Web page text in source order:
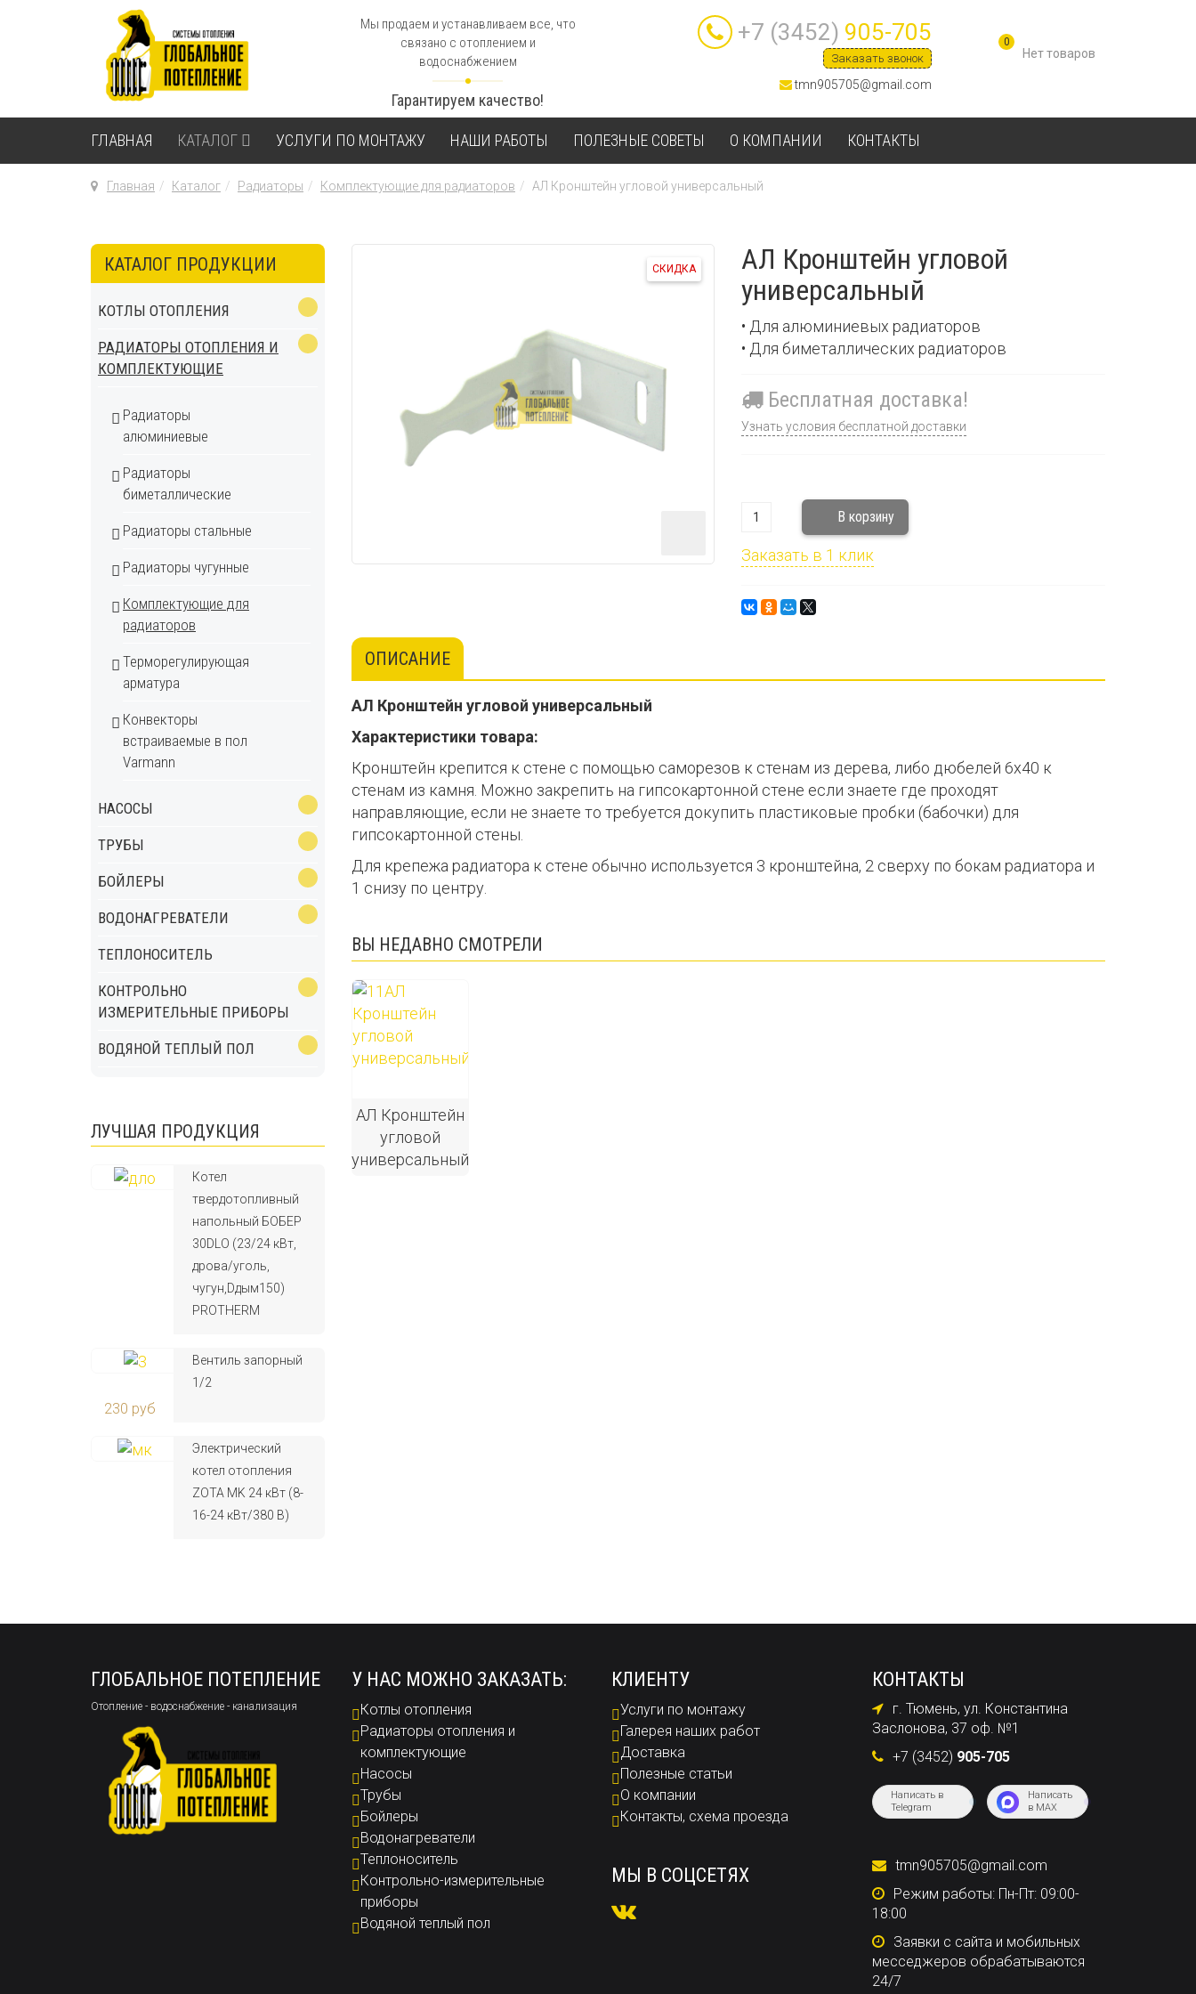
Мы продаем и устанавливаем все, что
связано с отоплением и
водоснабжением
Гарантируем качество!
+7 (3452) 905-705
Заказать звонок
tmn905705@gmail.com
0
ГЛАВНАЯ КАТАЛОГ УСЛУГИ ПО МОНТАЖУ НАШИ РАБОТЫ ПОЛЕЗНЫЕ СОВЕТЫ О КОМПАНИИ КОНТАКТЫ
Главная Каталог Радиаторы Комплектующие для радиаторов АЛ Кронштейн угловой универсальный
СКИДКА
АЛ Кронштейн угловой
универсальный
• Для алюминиевых радиаторов
• Для биметаллических радиаторов
Бесплатная доставка!
Узнать условия бесплатной доставки
Заказать в 1 клик
ОПИСАНИЕ
АЛ Кронштейн угловой универсальный
Характеристики товара:
Кронштейн крепится к стене с помощью саморезов к стенам из дерева, либо дюбелей 6х40 к
стенам из камня. Можно закрепить на гипсокартонной стене если знаете где проходят
направляющие, если не знаете то требуется докупить пластиковые пробки (бабочки) для
гипсокартонной стены.
Для крепежа радиатора к стене обычно используется 3 кронштейна, 2 сверху по бокам радиатора и
1 снизу по центру.
ВЫ НЕДАВНО СМОТРЕЛИ
АЛ Кронштейн
угловой
универсальный
КАТАЛОГ ПРОДУКЦИИ
КОТЛЫ ОТОПЛЕНИЯ
РАДИАТОРЫ ОТОПЛЕНИЯ И
КОМПЛЕКТУЮЩИЕ
Радиаторы
алюминиевые
Радиаторы
биметаллические
Радиаторы стальные
Радиаторы чугунные
Комплектующие для
радиаторов
Терморегулирующая
арматура
Конвекторы
встраиваемые в пол
Varmann
НАСОСЫ
ТРУБЫ
БОЙЛЕРЫ
ВОДОНАГРЕВАТЕЛИ
ТЕПЛОНОСИТЕЛЬ
КОНТРОЛЬНО
ИЗМЕРИТЕЛЬНЫЕ ПРИБОРЫ
ВОДЯНОЙ ТЕПЛЫЙ ПОЛ
ЛУЧШАЯ ПРОДУКЦИЯ
Котел
твердотопливный
напольный БОБЕР
30DLO (23/24 кВт,
дрова/уголь,
чугун,Dдым150)
PROTHERM
Вентиль запорный
1/2
230 руб
Электрический
котел отопления
ZOTA MK 24 кВт (8-
16-24 кВт/380 В)
ГЛОБАЛЬНОЕ ПОТЕПЛЕНИЕ
Отопление - водоснабжение - канализация
У НАС МОЖНО ЗАКАЗАТЬ:
Котлы отопления
Радиаторы отопления и
комплектующие
Насосы
Трубы
Бойлеры
Водонагреватели
Теплоноситель
Контрольно-измерительные
приборы
Водяной теплый пол
КЛИЕНТУ
Услуги по монтажу
Галерея наших работ
Доставка
Полезные статьи
О компании
Контакты, схема проезда
МЫ В СОЦСЕТЯХ
КОНТАКТЫ
г. Тюмень, ул. Константина
Заслонова, 37 оф. №1
+7 (3452) 905-705
Написать в
Telegram
Написать
в MAX
tmn905705@gmail.com
Режим работы: Пн-Пт: 09:00-
18:00
Заявки с сайта и мобильных
месседжеров обрабатываются
24/7